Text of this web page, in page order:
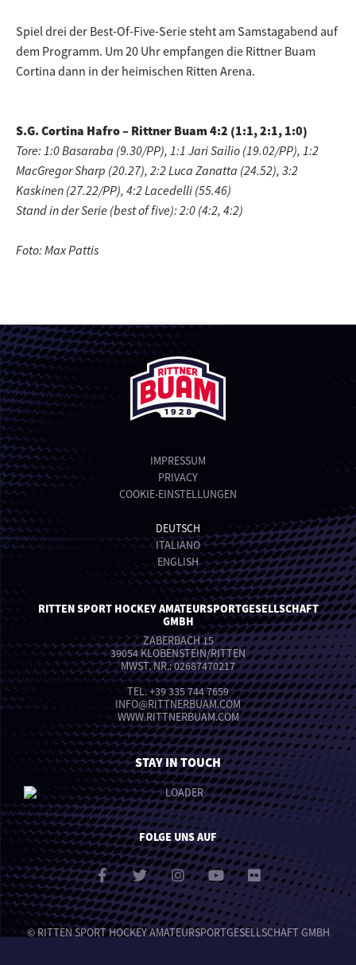
Spiel drei der Best-Of-Five-Serie steht am Samstagabend auf
dem Programm. Um 20 Uhr empfangen die Rittner Buam
Cortina dann in der heimischen Ritten Arena.
S.G. Cortina Hafro – Rittner Buam 4:2 (1:1, 2:1, 1:0)
Tore: 1:0 Basaraba (9.30/PP), 1:1 Jari Sailio (19.02/PP), 1:2
MacGregor Sharp (20.27), 2:2 Luca Zanatta (24.52), 3:2
Kaskinen (27.22/PP), 4:2 Lacedelli (55.46)
Stand in der Serie (best of five): 2:0 (4:2, 4:2)
Foto: Max Pattis
IMPRESSUM
PRIVACY
COOKIE-EINSTELLUNGEN
DEUTSCH
ITALIANO
ENGLISH
RITTEN SPORT HOCKEY AMATEURSPORTGESELLSCHAFT
GMBH
ZABERBACH 15
39054 KLOBENSTEIN/RITTEN
MWST. NR.: 02687470217
TEL.+39 335 744 7659
INFO@RITTNERBUAM.COM
WWW.RITTNERBUAM.COM
STAY IN TOUCH
FOLGE UNS AUF
© RITTEN SPORT HOCKEY AMATEURSPORTGESELLSCHAFT GMBH